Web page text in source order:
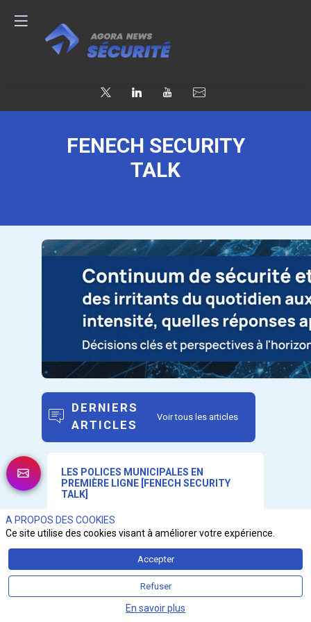
FENECH SECURITY
TALK
DERNIERS
ARTICLES
Voir tous les articles
LES POLICES MUNICIPALES EN
PREMIÈRE LIGNE [FENECH SECURITY
TALK]
A PROPOS DES COOKIES
Ce site utilise des cookies visant à améliorer votre expérience.
Accepter
Refuser
En savoir plus